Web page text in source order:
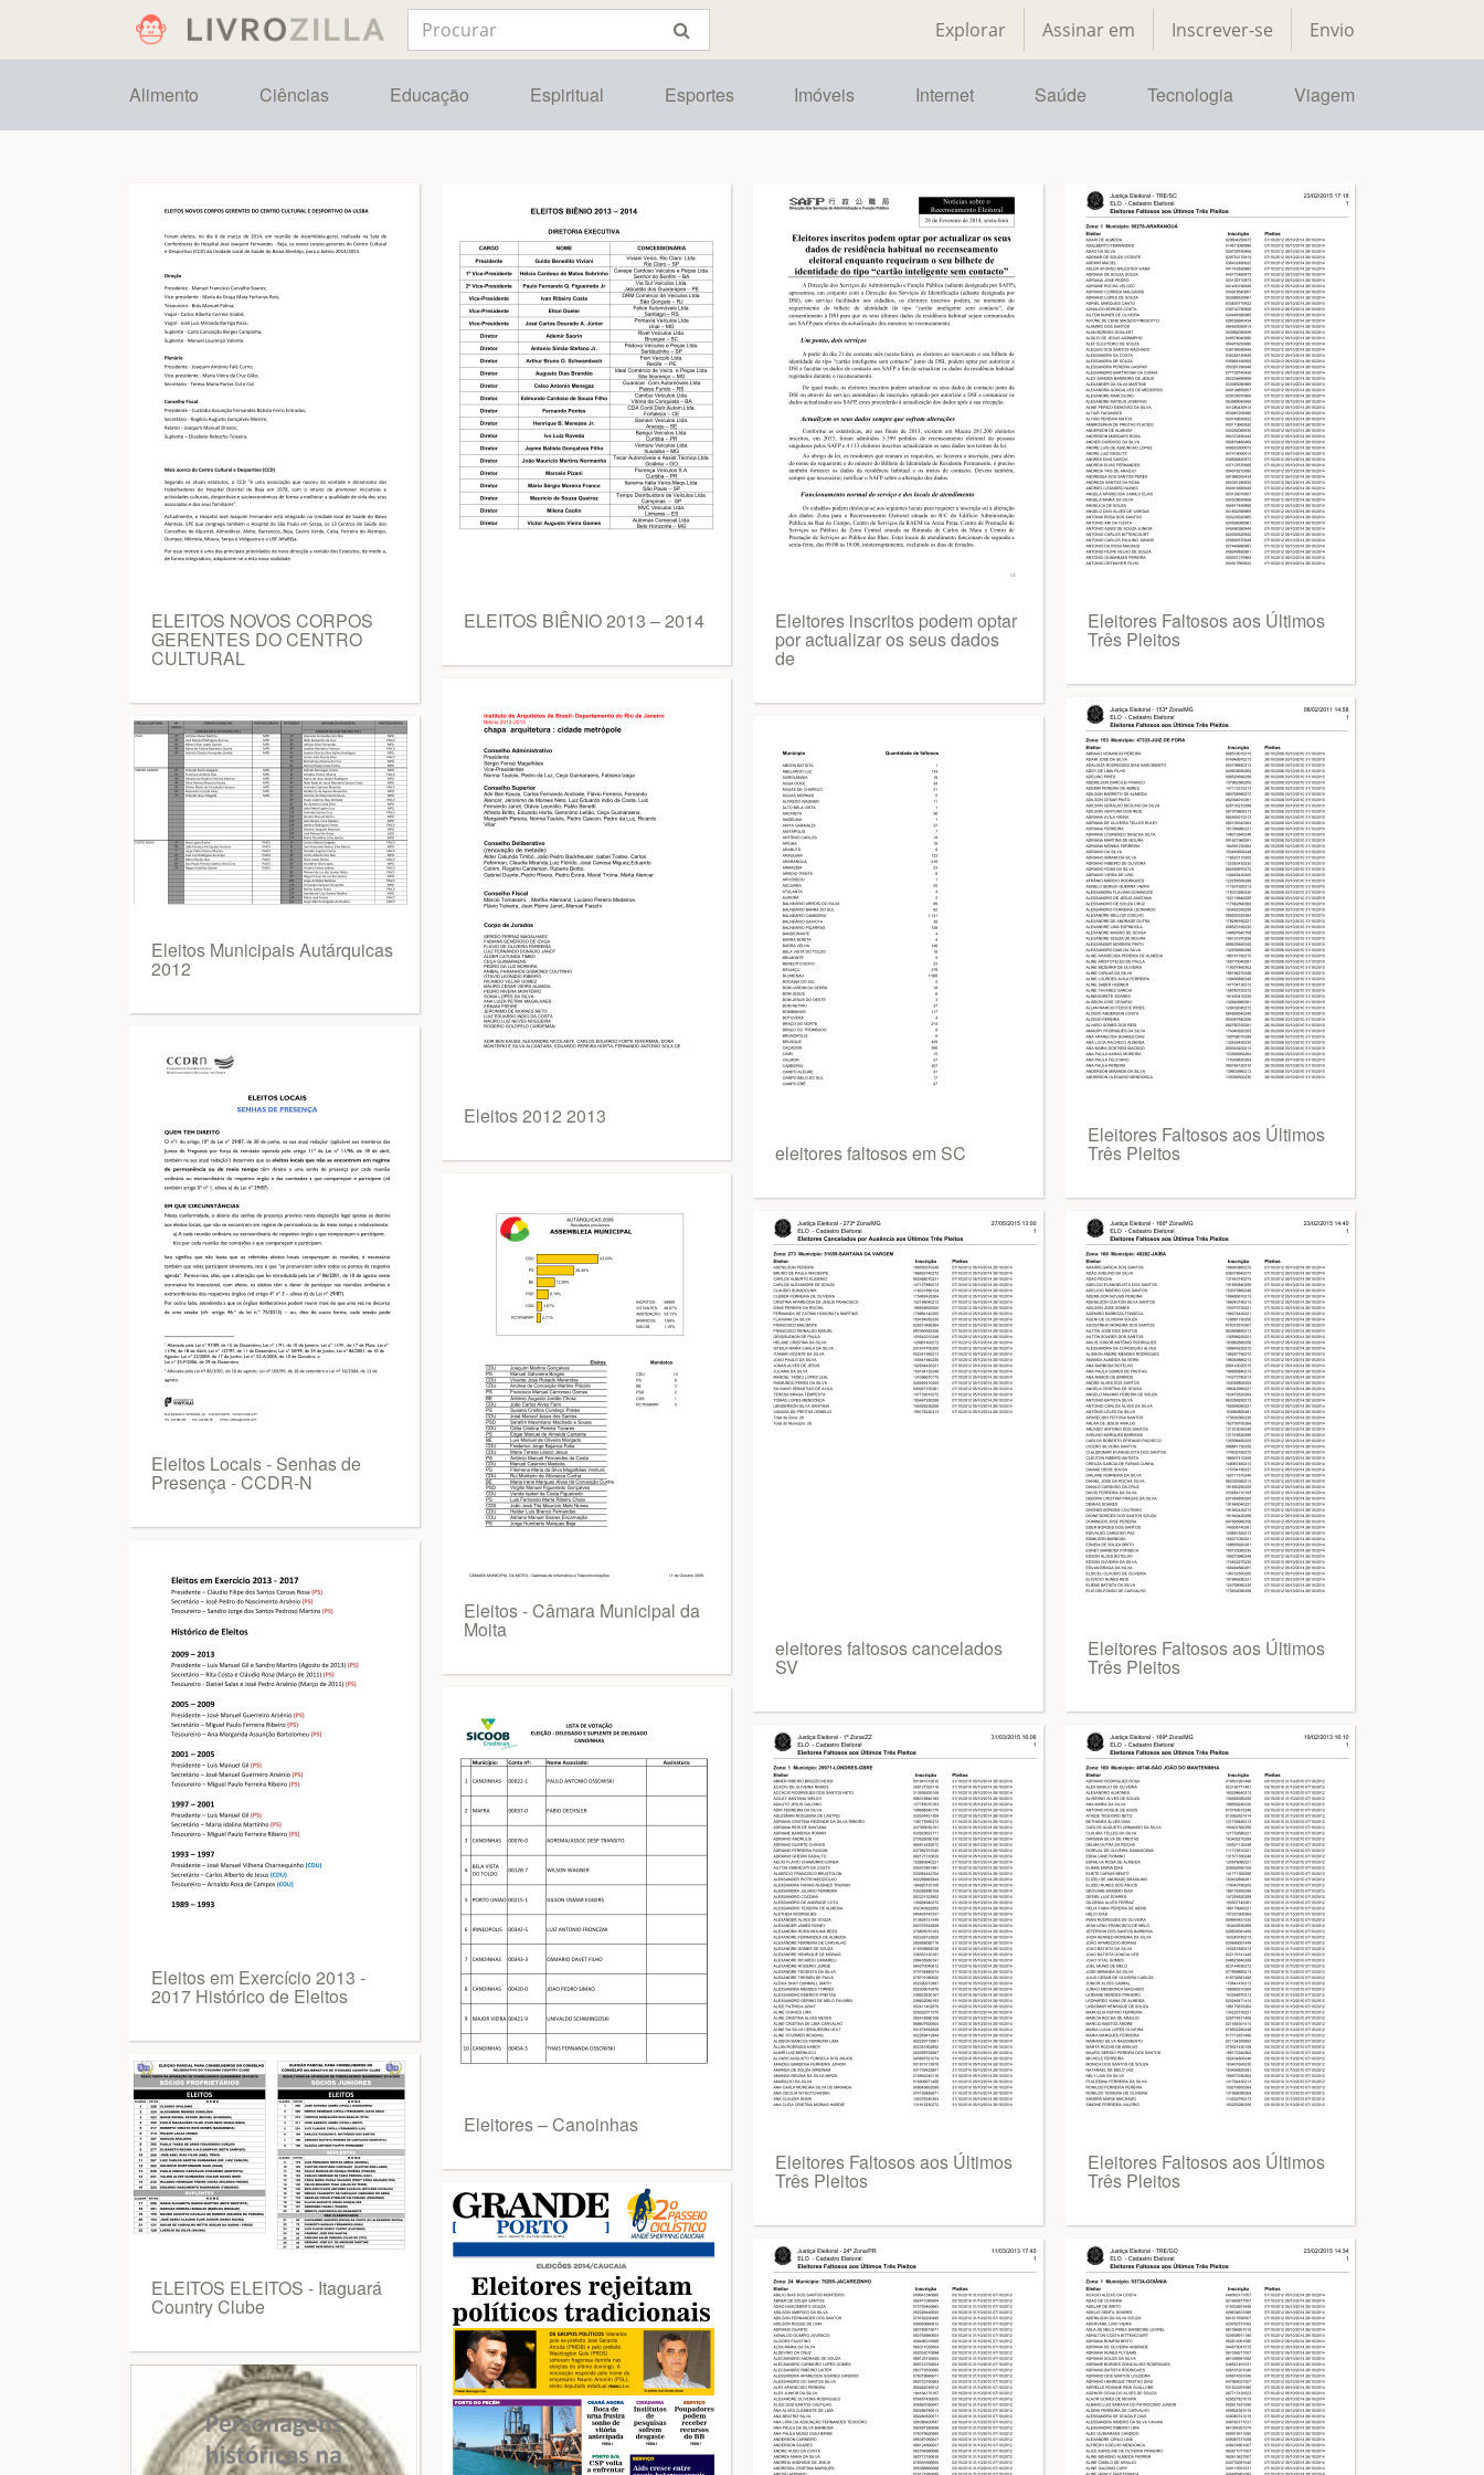
Explorar Assinar em Inscrever-se Envio
Alimento Ciências Educação Espiritual Esportes Imóveis Internet Saúde Tecnologia Viagem
ELEITOS NOVOS CORPOS
GERENTES DO CENTRO
CULTURAL
Eleitos Municipais Autárquicas
2012
Eleitos Locais - Senhas de
Presença - CCDR-N
Eleitos em Exercício 2013 -
2017 Histórico de Eleitos
ELEITOS ELEITOS - Itaguará
Country Clube
ELEITOS BIÊNIO 2013 – 2014
Eleitos 2012 2013
Eleitos - Câmara Municipal da
Moita
Eleitores – Canoinhas
Eleitores inscritos podem optar
por actualizar os seus dados
de
eleitores faltosos em SC
eleitores faltosos cancelados
SV
Eleitores Faltosos aos Últimos
Três Pleitos
Eleitores Faltosos aos Últimos
Três Pleitos
Eleitores Faltosos aos Últimos
Três Pleitos
Eleitores Faltosos aos Últimos
Três Pleitos
Eleitores Faltosos aos Últimos
Três Pleitos